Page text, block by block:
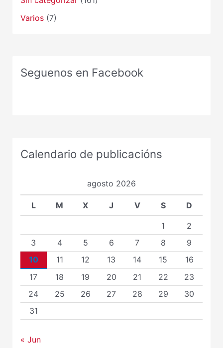
Varios(7)
Seguenos en Facebook
Calendario de publicacións
agosto 2026
L M X J V S D
1
2
3
4 5 6 7 8
9
10
11 12 13 14 15
16
17
18 19 20 21 22
23
24
25 26 27 28 29
30
31
« Jun